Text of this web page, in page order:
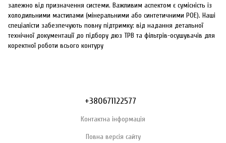
залежно від призначення системи. Важливим аспектом є сумісність із
холодильними мастилами (мінеральними або синтетичними POE). Наші
спеціалісти забезпечують повну підтримку: від надання детальної
технічної документації до підбору дюз ТРВ та фільтрів-осушувачів для
коректної роботи всього контуру
+380671122577
Контактна інформація
Повна версія сайту